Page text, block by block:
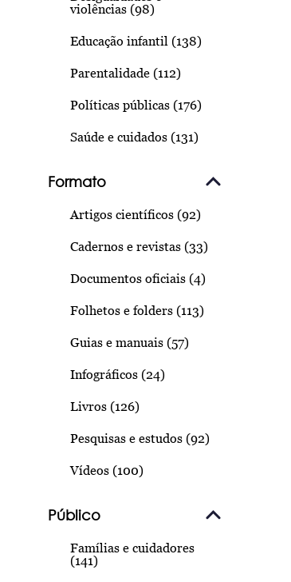
violências (98)
Educação infantil (138)
Parentalidade (112)
Políticas públicas (176)
Saúde e cuidados (131)
Formato
Artigos científicos (92)
Cadernos e revistas (33)
Documentos oficiais (4)
Folhetos e folders (113)
Guias e manuais (57)
Infográficos (24)
Livros (126)
Pesquisas e estudos (92)
Vídeos (100)
Público
Famílias e cuidadores
(141)